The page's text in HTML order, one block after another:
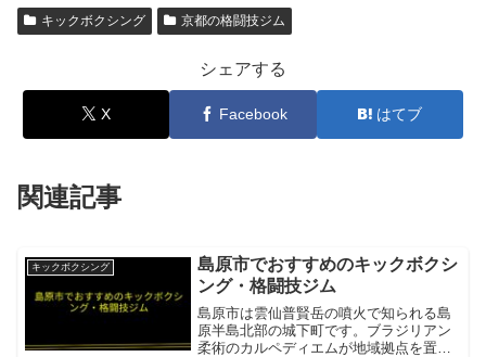
キックボクシング 京都の格闘技ジム
シェアする
X Facebook はてブ
関連記事
キックボクシング
島原市でおすすめのキックボクシ
ング・格闘技ジム
島原市は雲仙普賢岳の噴火で知られる島
原半島北部の城下町です。ブラジリアン
柔術のカルペディエムが地域拠点を置